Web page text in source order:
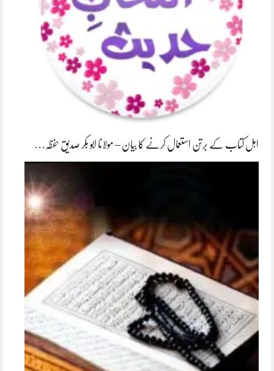
اہل کتاب کے برتن استعمال کرنے کا بیان – مولانا ابو بکر صدیق حفظہ…